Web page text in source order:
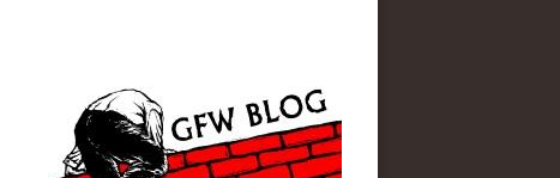
gfw_blog_small.jpg